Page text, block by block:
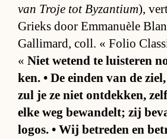
van Troje tot By­zan­tium),
Grieks door Em­ma­nu­èle
Gal­li­mard, coll. « Fo­lio
« Niet we­tend te luis­te­ren
ken. • De ein­den van de
zul je ze niet ont­dek­ken,
elke weg be­wan­delt; zij
lo­gos. • Wij be­tre­den en